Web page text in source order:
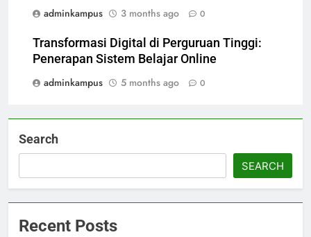
adminkampus
3 months ago 0
Transformasi Digital di Perguruan Tinggi:
Penerapan Sistem Belajar Online
adminkampus
5 months ago 0
Search
SEARCH
Recent Posts